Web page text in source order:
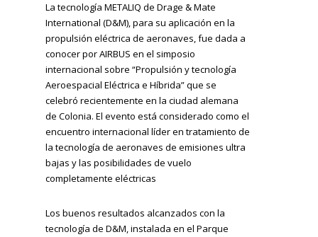
La tecnología METALIQ de Drage & Mate
International (D&M), para su aplicación en la
propulsión eléctrica de aeronaves, fue dada a
conocer por AIRBUS en el simposio
internacional sobre “Propulsión y tecnología
Aeroespacial Eléctrica e Híbrida” que se
celebró recientemente en la ciudad alemana
de Colonia. El evento está considerado como el
encuentro internacional líder en tratamiento de
la tecnología de aeronaves de emisiones ultra
bajas y las posibilidades de vuelo
completamente eléctricas
Los buenos resultados alcanzados con la
tecnología de D&M, instalada en el Parque